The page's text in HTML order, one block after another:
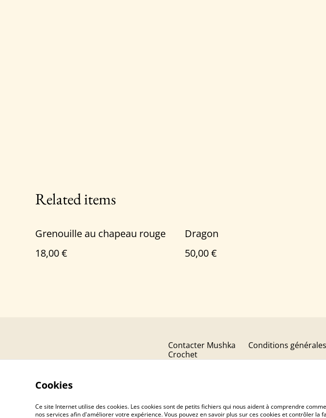
Related items
Grenouille au chapeau rouge
18,00 €
Dragon
50,00 €
Contacter Mushka
Crochet
Conditions générales
Cookies
Ce site Internet utilise des cookies. Les cookies sont de petits fichiers qui nous aident à comprendre
nos services afin d'améliorer votre expérience. Vous pouvez en savoir plus sur ces cookies et contrôler la